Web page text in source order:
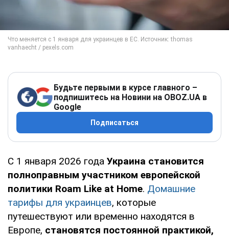
Будьте первыми в курсе главного –
подпишитесь на Новини на OBOZ.UA в
Google
Подписаться
С 1 января 2026 года Украина становится
полноправным участником европейской
политики Roam Like at Home. Домашние
тарифы для украинцев, которые
путешествуют или временно находятся в
Европе, становятся постоянной практикой,